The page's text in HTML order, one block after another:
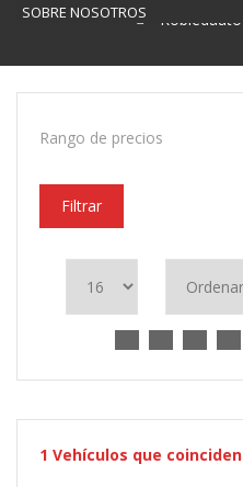
SOBRE NOSOTROS
Robledauto
Rango de precios
Filtrar
1 Vehículos que coinciden